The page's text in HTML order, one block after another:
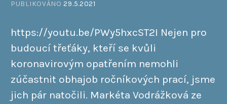
PUBLIKOVÁNO 29.5.2021
https://youtu.be/PWy5hxcST2I Nejen pro
budoucí třeťáky, kteří se kvůli
koronavirovým opatřením nemohli
zúčastnit obhajob ročníkových prací, jsme
jich pár natočili. Markéta Vodrážková ze